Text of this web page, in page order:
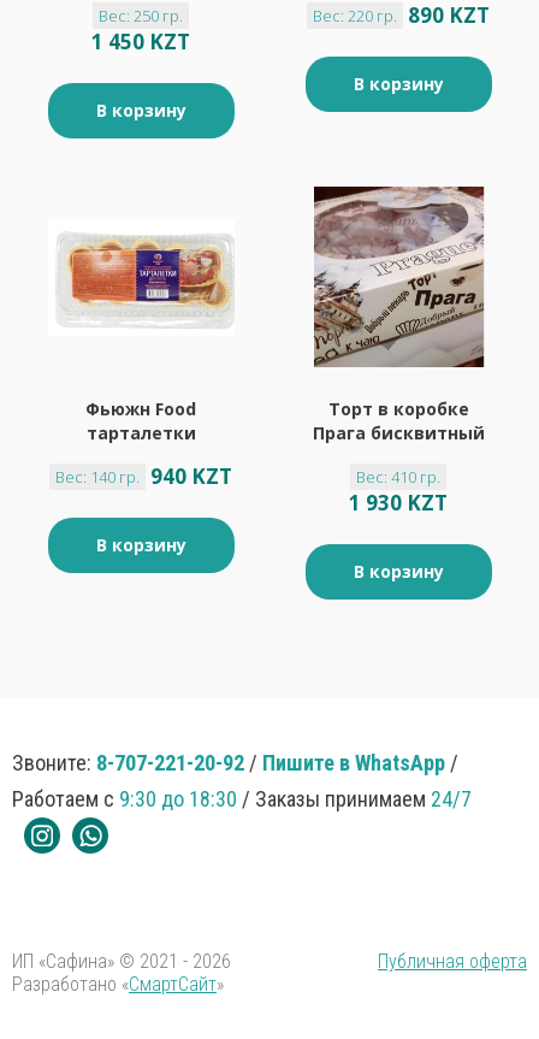
Вес: 250 гр.
1 450 KZT
В корзину
Вес: 220 гр. 890 KZT
В корзину
Фьюжн Food
тарталетки
шт
Вес: 140 гр. 940 KZT
В корзину
Торт в коробке
Прага бисквитный
г
Вес: 410 гр.
1 930 KZT
В корзину
Звоните: 8-707-221-20-92 / Пишите в WhatsApp /
Работаем с 9:30 до 18:30 / Заказы принимаем 24/7
ИП «Сафина» © 2021 - 2026
Публичная оферта
Разработано «СмартСайт»